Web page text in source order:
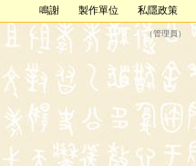
鳴謝
製作單位 私隱政策
（管理員 ）